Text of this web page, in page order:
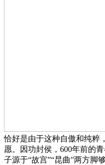
恰好是由于这种自傲和纯粹
愿。因功封侯，600年前的
子源于“故宫”“昆曲”两方脚